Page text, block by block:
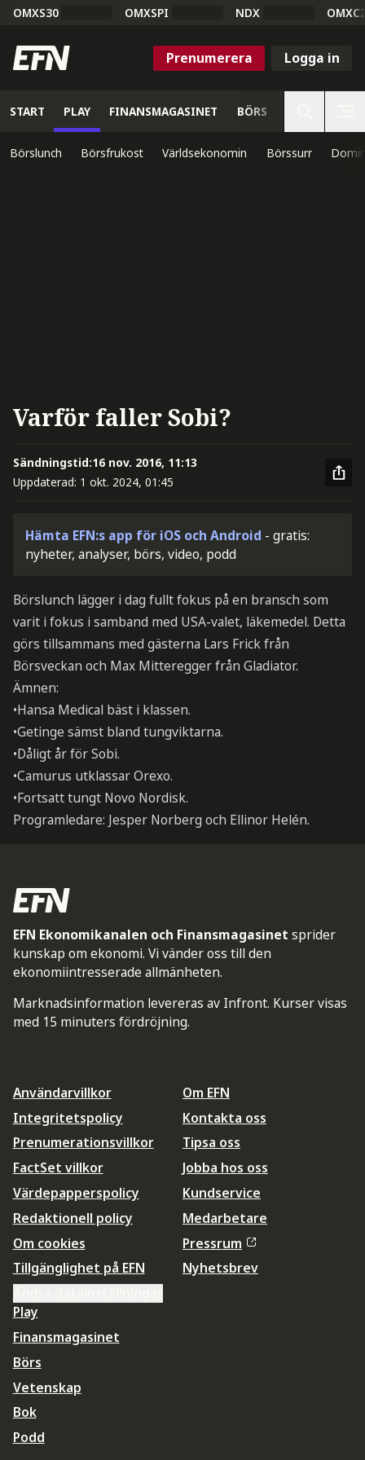
OMXS30 OMXSPI NDX
Prenumerera Logga in
START PLAY FINANSMAGASINET BÖRS
Börslunch Börsfrukost Världsekonomin Börssurr
Varför faller Sobi?
Sändningstid:16 nov. 2016, 11:13
Uppdaterad: 1 okt. 2024, 01:45
Hämta EFN:s app för iOS och Android - gratis:
nyheter, analyser, börs, video, podd
Börslunch lägger i dag fullt fokus på en bransch som
varit i fokus i samband med USA-valet, läkemedel. Detta
görs tillsammans med gästerna Lars Frick från
Börsveckan och Max Mitteregger från Gladiator.
Ämnen:
•Hansa Medical bäst i klassen.
•Getinge sämst bland tungviktarna.
•Dåligt år för Sobi.
•Camurus utklassar Orexo.
•Fortsatt tungt Novo Nordisk.
Programledare: Jesper Norberg och Ellinor Helén.
EFN Ekonomikanalen och Finansmagasinet sprider
kunskap om ekonomi. Vi vänder oss till den
ekonomiintresserade allmänheten.
Marknadsinformation levereras av Infront. Kurser visas
med 15 minuters fördröjning.
Användarvillkor
Integritetspolicy
Prenumerationsvillkor
FactSet villkor
Värdepapperspolicy
Redaktionell policy
Om cookies
Tillgänglighet på EFN
Om EFN
Kontakta oss
Tipsa oss
Jobba hos oss
Kundservice
Medarbetare
Pressrum
Nyhetsbrev
Play
Finansmagasinet
Börs
Vetenskap
Bok
Podd